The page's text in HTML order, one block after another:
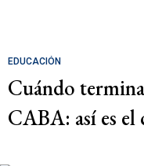
EDUCACIÓN
Cuándo
CABA: así es el